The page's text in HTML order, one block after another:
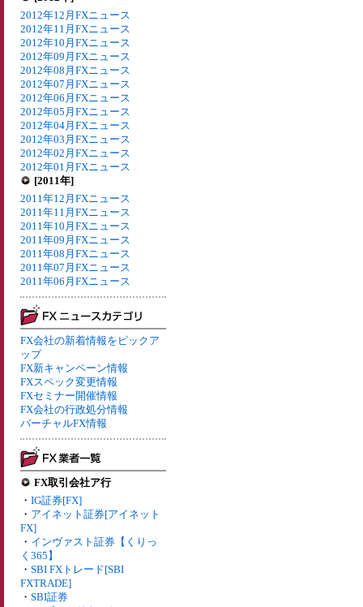
2012年12月FXニュース
2012年11月FXニュース
2012年10月FXニュース
2012年09月FXニュース
2012年08月FXニュース
2012年07月FXニュース
2012年06月FXニュース
2012年05月FXニュース
2012年04月FXニュース
2012年03月FXニュース
2012年02月FXニュース
2012年01月FXニュース
[2011年]
2011年12月FXニュース
2011年11月FXニュース
2011年10月FXニュース
2011年09月FXニュース
2011年08月FXニュース
2011年07月FXニュース
2011年06月FXニュース
FX会社の新着情報をピックア
ップ
FX新キャンペーン情報
FXスペック変更情報
FXセミナー開催情報
FX会社の行政処分情報
バーチャルFX情報
FX取引会社ア行
・ IG証券[FX]
・ アイネット証券[アイネット
FX]
・ インヴァスト証券【くりっ
く365】
・ SBI FXトレード[SBI
FXTRADE]
・ SBI証券